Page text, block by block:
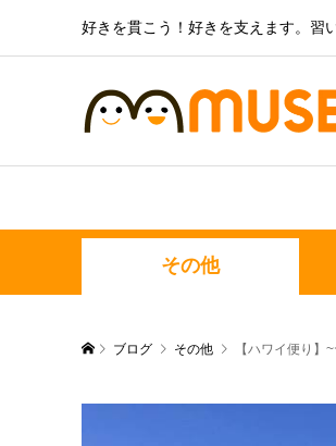
好きを貫こう！好きを支えます。習
その他
ブログ その他 【ハワイ便り】